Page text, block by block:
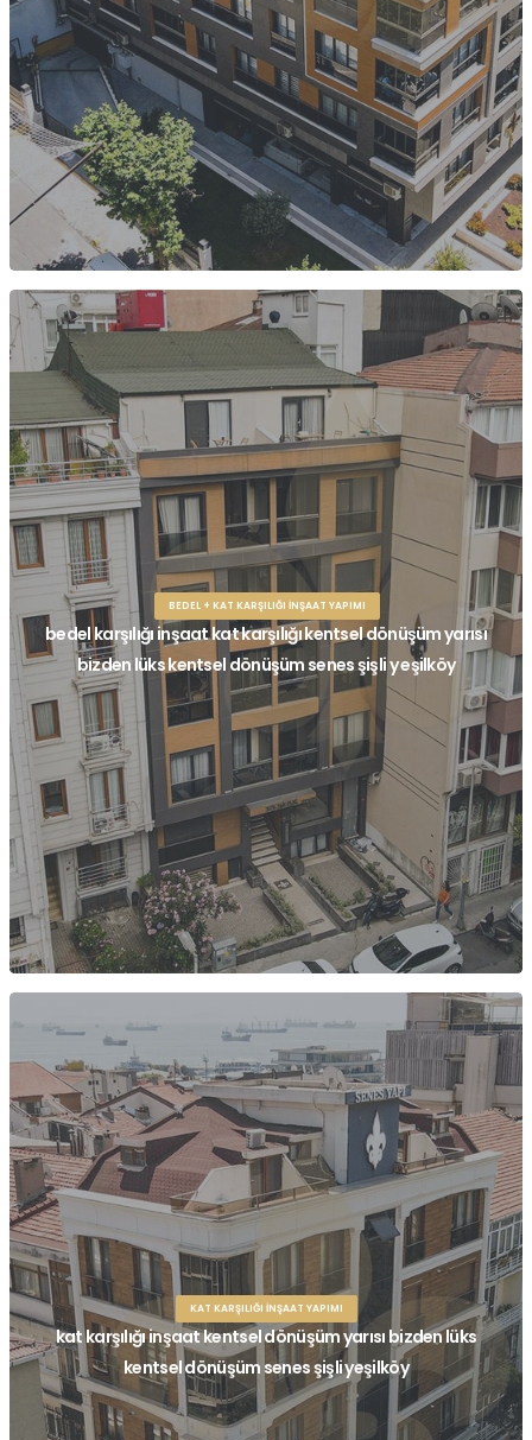
BEDEL + KAT KARŞILIĞI İNŞAAT YAPIMI
bedel karşılığı inşaat kat karşılığı kentsel dönüşüm yarısı
bizden lüks kentsel dönüşüm senes şişli y eşilköy
KAT KARŞILIĞI İNŞAAT YAPIMI
kat karşılığı inşaat kentsel dönüşüm yarısı bizden lüks
kentsel dönüşüm senes şişli yeşilköy